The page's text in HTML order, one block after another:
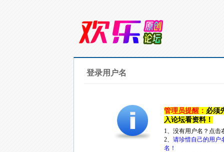
登录用户名
管理员提醒： 必须
入论坛看资料！
1、没有用户名？点
2、 请珍惜自己的用户
名！